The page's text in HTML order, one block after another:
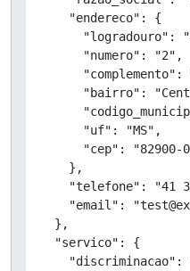
    "endereco": {
"logradouro":
      "numero": "2",
"complemento":
"bairro":
      "uf": "MS",
"cep": "82900-
    },
"telefone": "41
"email":
  },
  "servico": {
"discriminacao":